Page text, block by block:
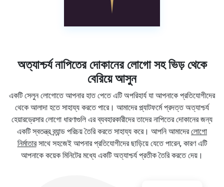
অত্যাশ্চর্য নাপিতের দোকানের লোগো সহ ভিড় থেকে
বেরিয়ে আসুন
একটি সেলুন লোগোতে আপনার হাত পেতে এটি অপরিহার্য যা আপনাকে প্রতিযোগীদের
থেকে আলাদা হতে সাহায্য করতে পারে। আমাদের প্ল্যাটফর্মে প্রদত্ত অত্যাশ্চর্য
হেয়ারড্রেসার লোগো ধারণাগুলি এর ব্যবহারকারীদের তাদের নাপিতের দোকানের জন্য
একটি স্বতন্ত্র ব্র্যান্ড পরিচয় তৈরি করতে সাহায্য করে। আপনি আমাদেরলোগো
নির্মাতারসাথে সহজেই আপনার প্রতিযোগীদের ছাড়িয়ে যেতে পারেন, কারণ এটি
আপনাকে কয়েক মিনিটের মধ্যে একটি অত্যাশ্চর্য প্রতীক তৈরি করতে দেয়।